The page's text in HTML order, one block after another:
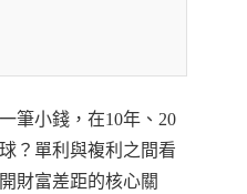
筆小錢，在10年、20
？單利與複利之間看
財富差距的核心關